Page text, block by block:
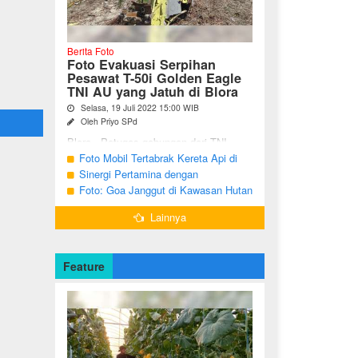
Berita Foto
Foto Evakuasi Serpihan
Pesawat T-50i Golden Eagle
TNI AU yang Jatuh di Blora
Selasa, 19 Juli 2022 15:00 WIB
Oleh Priyo SPd
Blora - Petugas gabungan dari TNI,
Polri, BPBD dan warga sekitar terus
melakukan pencarian terhadap serpihan
pesawat tempur T-50i Golden ...
Foto Mobil Tertabrak Kereta Api di
Kalitidu, Bojonegoro
Sinergi Pertamina dengan
Masyarakat Desa
Foto: Goa Janggut di Kawasan Hutan
Ngorogunung, Bubulan, Bojonegoro
Lainnya
Feature